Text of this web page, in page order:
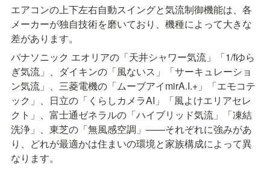
エアコンの上下左右自動スイングと気流制御機能は、各
メーカーが独自技術を磨いており、機種によって大きな
差があります。
パナソニック エオリアの「天井シャワー気流」「1/fゆら
ぎ気流」、ダイキンの「風ないス」「サーキュレーショ
ン気流」、三菱電機の「ムーブアイmirA.I.+」「エモコテ
ック」、日立の「くらしカメラAI」「風よけエリアセレ
クト」、富士通ゼネラルの「ハイブリッド気流」「凍結
洗浄」、東芝の「無風感空調」——それぞれに強みがあ
り、どれが最適かは住まいの環境と家族構成によって異
なります。